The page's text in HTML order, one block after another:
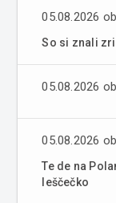
05.08.2026
So si znali
05.08.2026
05.08.2026
Te de na
leščečko